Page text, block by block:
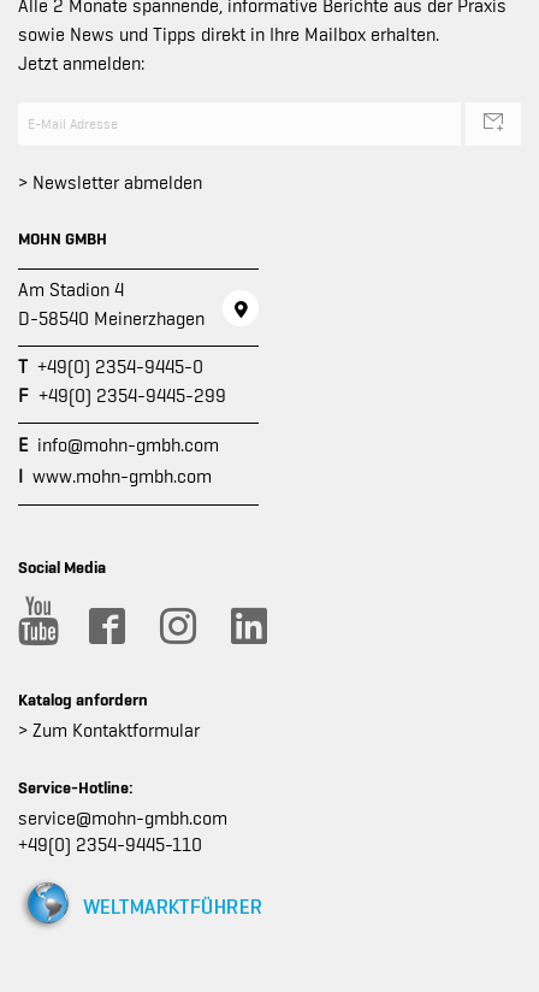
Alle 2 Monate spannende, informative Berichte aus der Praxis
sowie News und Tipps direkt in Ihre Mailbox erhalten.
Jetzt anmelden:
> Newsletter abmelden
MOHN GMBH
Am Stadion 4
D-58540 Meinerzhagen
T +49(0) 2354-9445-0
F +49(0) 2354-9445-299
E info@mohn-gmbh.com
I www.mohn-gmbh.com
Social Media
Katalog anfordern
> Zum Kontaktformular
Service-Hotline:
service@mohn-gmbh.com
+49(0) 2354-9445-110